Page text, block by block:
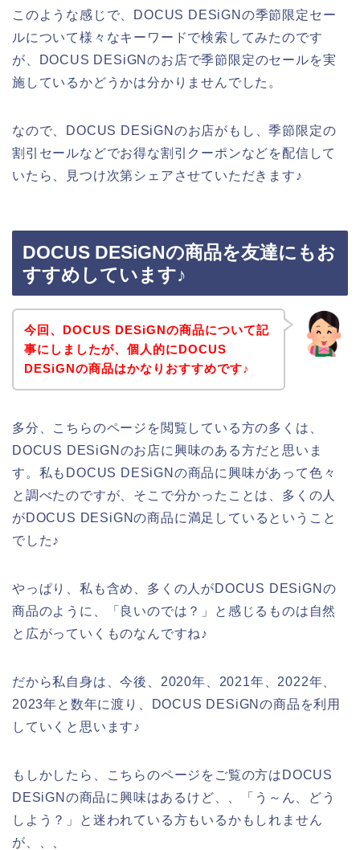
このような感じで、DOCUS DESiGNの季節限定セー
ルについて様々なキーワードで検索してみたのです
が、DOCUS DESiGNのお店で季節限定のセールを実
施しているかどうかは分かりませんでした。
なので、DOCUS DESiGNのお店がもし、季節限定の
割引セールなどでお得な割引クーポンなどを配信して
いたら、見つけ次第シェアさせていただきます♪
DOCUS DESiGNの商品を友達にもお
すすめしています♪
今回、DOCUS DESiGNの商品について記
事にしましたが、個人的にDOCUS
DESiGNの商品はかなりおすすめです♪
多分、こちらのページを閲覧している方の多くは、
DOCUS DESiGNのお店に興味のある方だと思いま
す。私もDOCUS DESiGNの商品に興味があって色々
と調べたのですが、そこで分かったことは、多くの人
がDOCUS DESiGNの商品に満足しているということ
でした♪
やっぱり、私も含め、多くの人がDOCUS DESiGNの
商品のように、「良いのでは？」と感じるものは自然
と広がっていくものなんですね♪
だから私自身は、今後、2020年、2021年、2022年、
2023年と数年に渡り、DOCUS DESiGNの商品を利用
していくと思います♪
もしかしたら、こちらのページをご覧の方はDOCUS
DESiGNの商品に興味はあるけど、、「う～ん、どう
しよう？」と迷われている方もいるかもしれません
が、、、